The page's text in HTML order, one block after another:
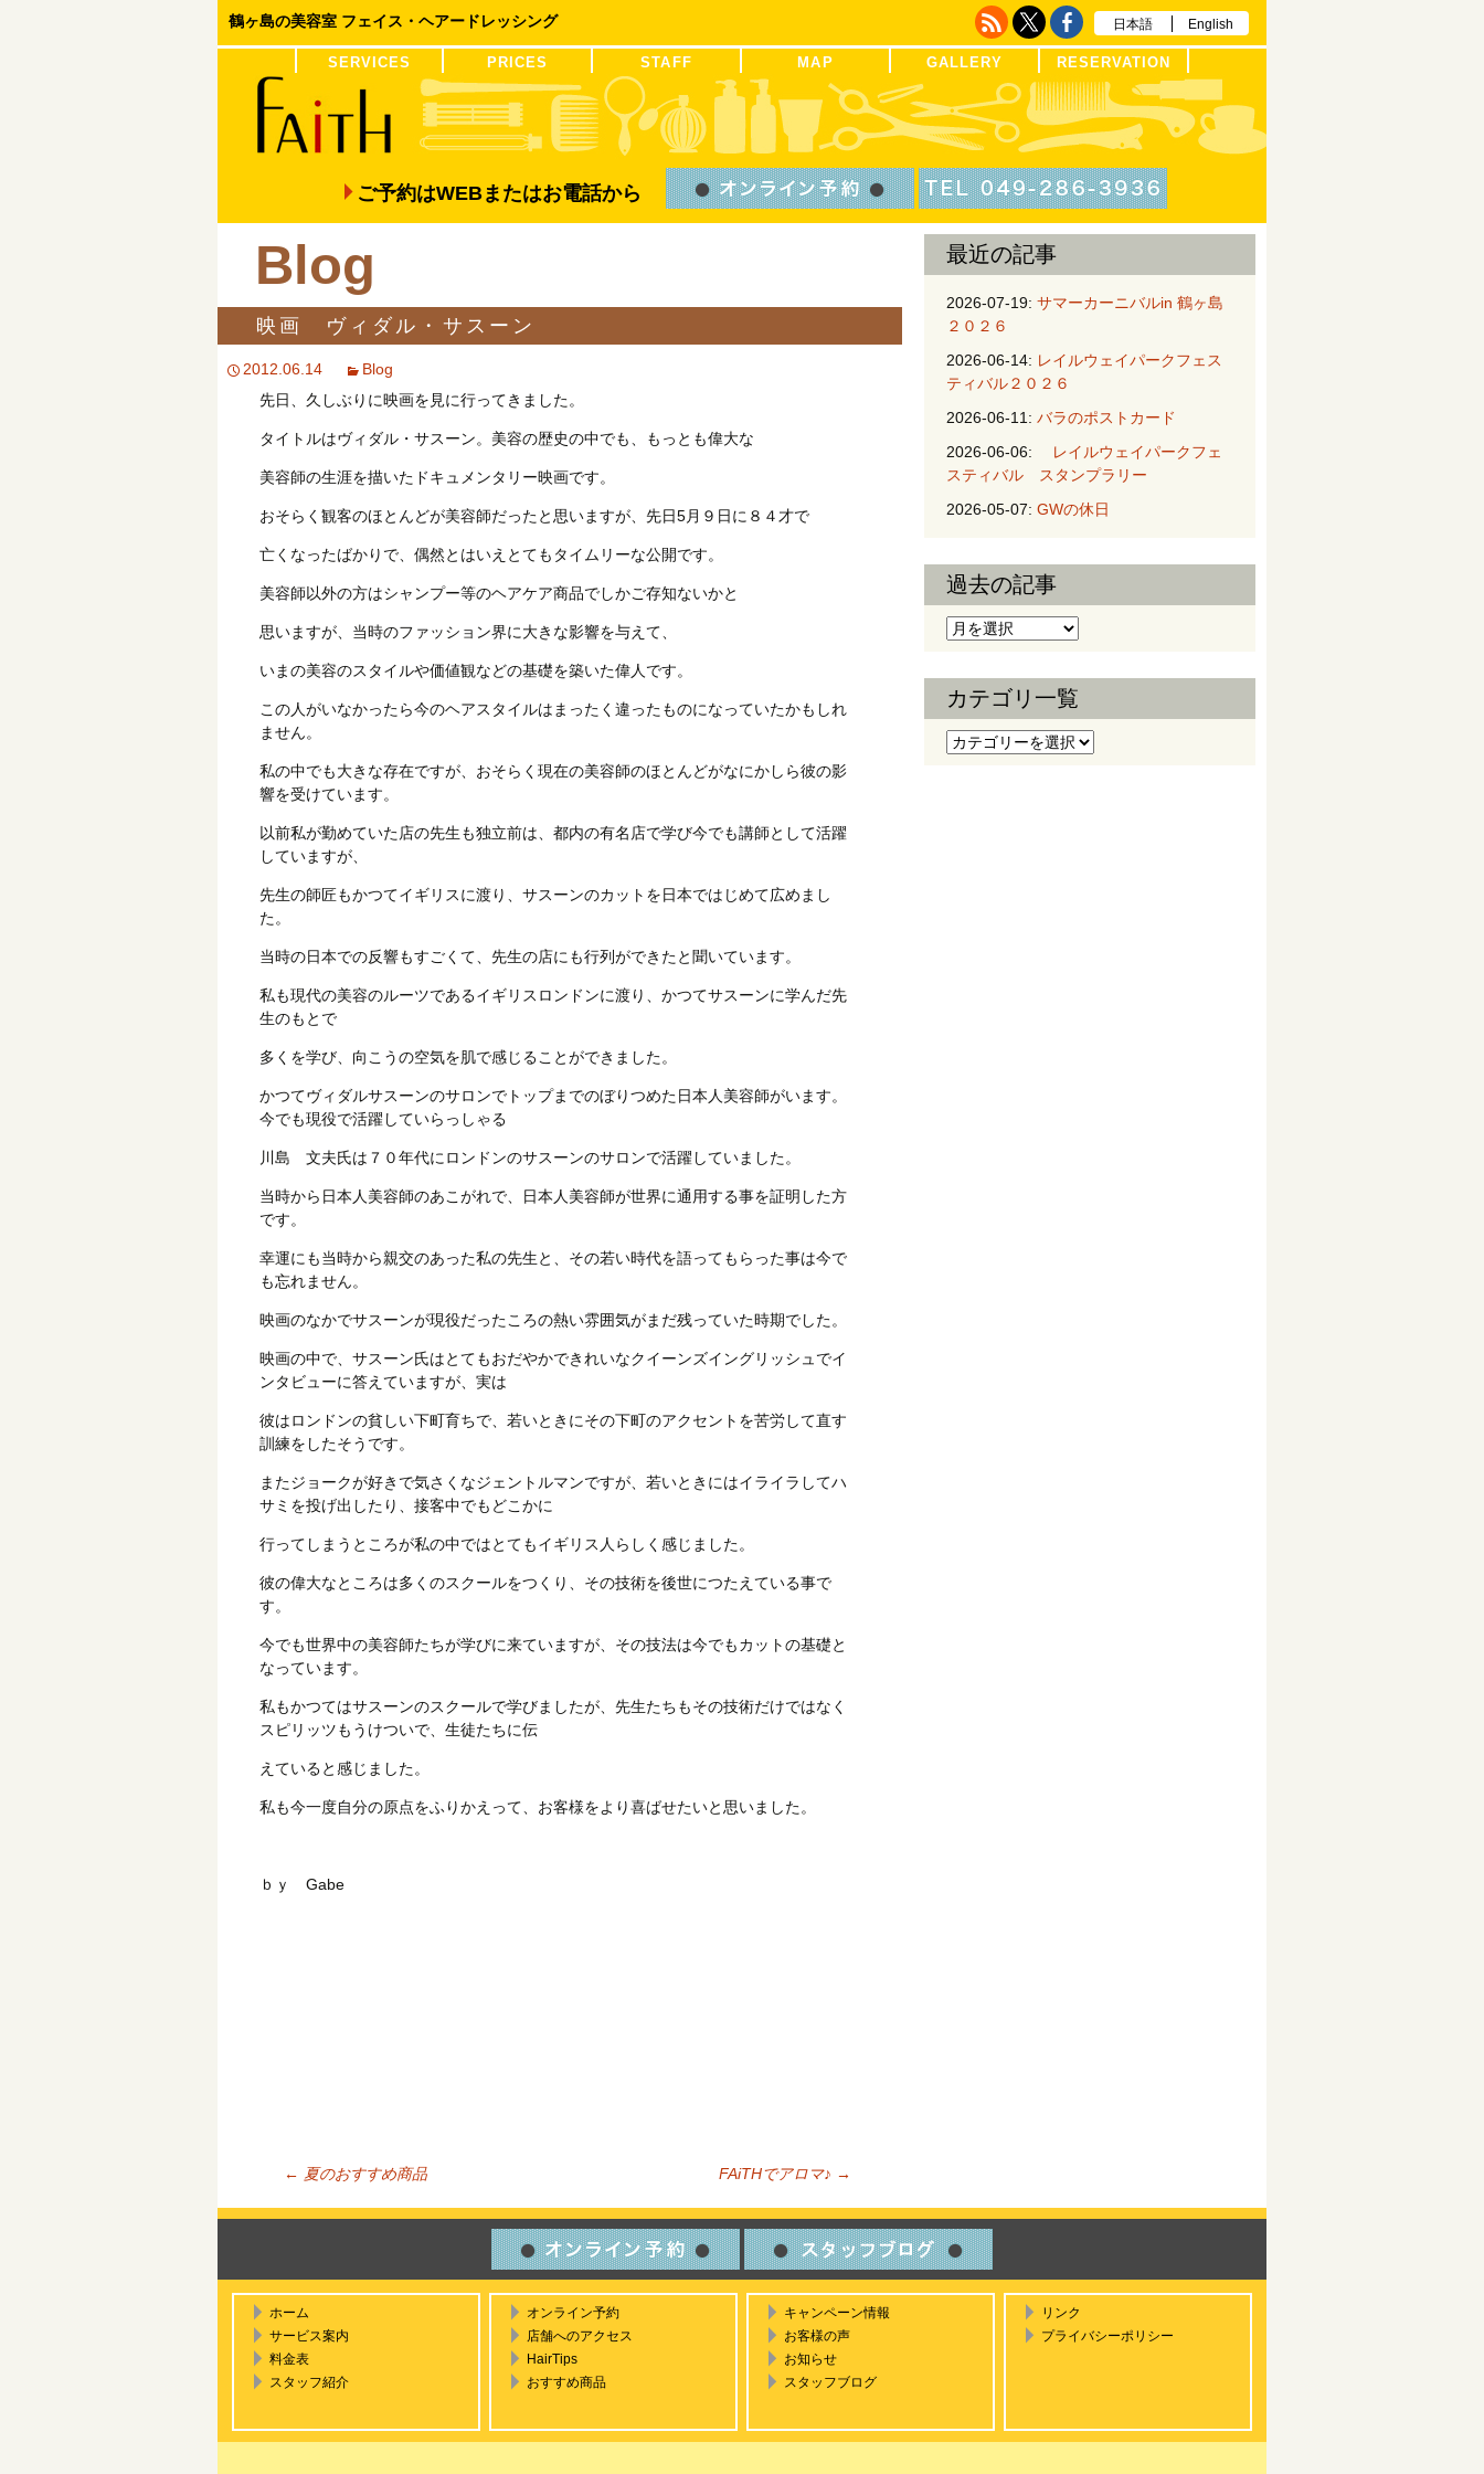
鶴ヶ島の美容室 フェイス・ヘアードレッシング 日本語 English
コンテンツへ移動SERVICES
COLOR
PERM
PRICES STAFF MAP GALLERY RESERVATION
ご予約はWEBまたはお電話から
Blog
映画 ヴィダル・サスーン
2012.06.14
Blog
先日、久しぶりに映画を見に行ってきました。
タイトルはヴィダル・サスーン。美容の歴史の中でも、もっとも偉大な
美容師の生涯を描いたドキュメンタリー映画です。
おそらく観客のほとんどが美容師だったと思いますが、先日5月９日に８４才で
亡くなったばかりで、偶然とはいえとてもタイムリーな公開です。
美容師以外の方はシャンプー等のヘアケア商品でしかご存知ないかと
思いますが、当時のファッション界に大きな影響を与えて、
いまの美容のスタイルや価値観などの基礎を築いた偉人です。
この人がいなかったら今のヘアスタイルはまったく違ったものになっていたかもしれ
ません。
私の中でも大きな存在ですが、おそらく現在の美容師のほとんどがなにかしら彼の影
響を受けています。
以前私が勤めていた店の先生も独立前は、都内の有名店で学び今でも講師として活躍
していますが、
先生の師匠もかつてイギリスに渡り、サスーンのカットを日本ではじめて広めまし
た。
当時の日本での反響もすごくて、先生の店にも行列ができたと聞いています。
私も現代の美容のルーツであるイギリスロンドンに渡り、かつてサスーンに学んだ先
生のもとで
多くを学び、向こうの空気を肌で感じることができました。
かつてヴィダルサスーンのサロンでトップまでのぼりつめた日本人美容師がいます。
今でも現役で活躍していらっしゃる
川島 文夫氏は７０年代にロンドンのサスーンのサロンで活躍していました。
当時から日本人美容師のあこがれで、日本人美容師が世界に通用する事を証明した方
です。
幸運にも当時から親交のあった私の先生と、その若い時代を語ってもらった事は今で
も忘れません。
映画のなかでサスーンが現役だったころの熱い雰囲気がまだ残っていた時期でした。
映画の中で、サスーン氏はとてもおだやかできれいなクイーンズイングリッシュでイ
ンタビューに答えていますが、実は
彼はロンドンの貧しい下町育ちで、若いときにその下町のアクセントを苦労して直す
訓練をしたそうです。
またジョークが好きで気さくなジェントルマンですが、若いときにはイライラしてハ
サミを投げ出したり、接客中でもどこかに
行ってしまうところが私の中ではとてもイギリス人らしく感じました。
彼の偉大なところは多くのスクールをつくり、その技術を後世につたえている事で
す。
今でも世界中の美容師たちが学びに来ていますが、その技法は今でもカットの基礎と
なっています。
私もかつてはサスーンのスクールで学びましたが、先生たちもその技術だけではなく
スピリッツもうけついで、生徒たちに伝
えていると感じました。
私も今一度自分の原点をふりかえって、お客様をより喜ばせたいと思いました。
ｂｙ Gabe
投稿ナビゲーション
← 夏のおすすめ商品 FAiTHでアロマ♪ →
最近の記事
2026-07-19: サマーカーニバルin 鶴ヶ島
２０２６
2026-06-14: レイルウェイパークフェス
ティバル２０２６
2026-06-11: バラのポストカード
2026-06-06:
レイルウェイパークフェ
スティバル スタンプラリー
2026-05-07: GWの休日
過去の記事
過去の記事
カテゴリ一覧
カテゴリ一覧
ホーム
サービス案内
料金表
スタッフ紹介
オンライン予約
店舗へのアクセス
HairTips
おすすめ商品
キャンペーン情報
お客様の声
お知らせ
スタッフブログ
リンク
プライバシーポリシー